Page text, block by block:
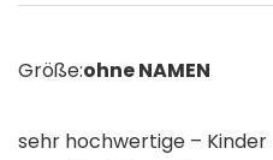
Größe:ohne NAMEN
sehr hochwertige –